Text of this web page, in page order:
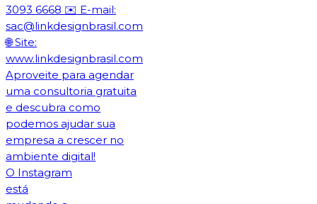
O Instagram
está